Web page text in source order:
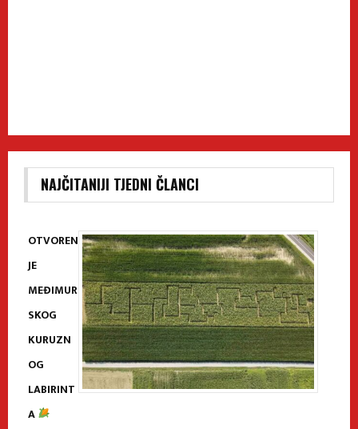
NAJČITANIJI TJEDNI ČLANCI
OTVOREN
JE
MEĐIMUR
SKOG
KURUZN
OG
LABIRINT
A